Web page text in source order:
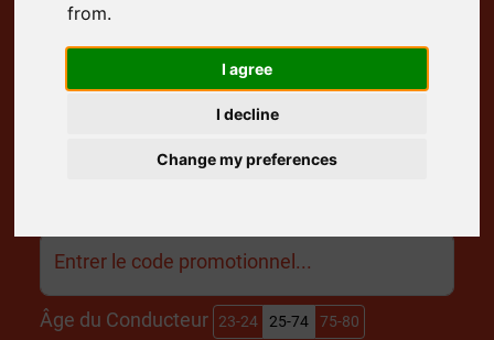
Entrer le code promotionnel...
Âge du Conducteur 23-24 25-74 75-80
from.
I agree
I decline
Change my preferences